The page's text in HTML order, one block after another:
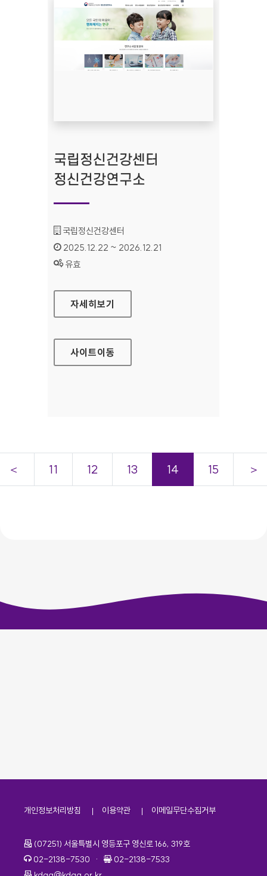
국립정신건강센터
정신건강연구소
기관명 :
국립정신건강센터
인증기간 :
2025.12.22 ~ 2026.12.21
상태 :
유효
국립정신건강센터 정신건강연구소
자세히보기
사이트이동
＜ 11 12 13 14 15 ＞
개인정보처리방침 이용약관 이메일무단수집거부
주소
(07251) 서울특별시 영등포구 영신로 166, 319호
전화번호
02-2138-7530 · 팩스번호
02-2138-7533